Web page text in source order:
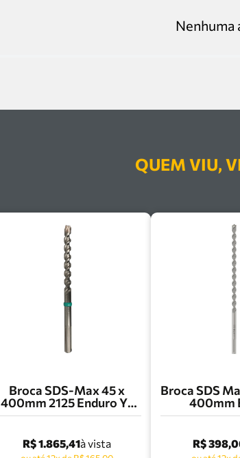
Nenhuma
QUEM VIU,
Broca SDS-Max 45 x
400mm 2125 Enduro Y-
Cutter Heller - 23343 9
R$ 1.865,41à vista
Broca SDS
400mm
R$